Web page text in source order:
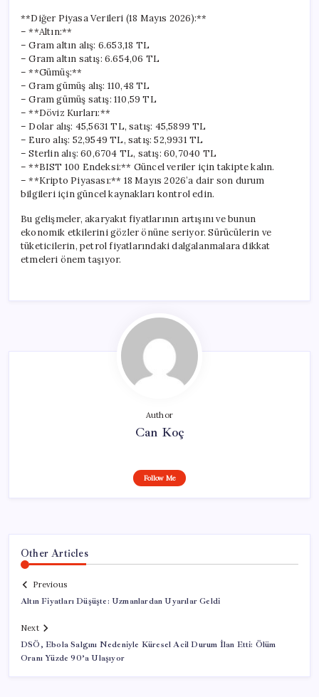
**Diğer Piyasa Verileri (18 Mayıs 2026):**
– **Altın:**
– Gram altın alış: 6.653,18 TL
– Gram altın satış: 6.654,06 TL
– **Gümüş:**
– Gram gümüş alış: 110,48 TL
– Gram gümüş satış: 110,59 TL
– **Döviz Kurları:**
– Dolar alış: 45,5631 TL, satış: 45,5899 TL
– Euro alış: 52,9549 TL, satış: 52,9931 TL
– Sterlin alış: 60,6704 TL, satış: 60,7040 TL
– **BIST 100 Endeksi:** Güncel veriler için takipte kalın.
– **Kripto Piyasası:** 18 Mayıs 2026’a dair son durum
bilgileri için güncel kaynakları kontrol edin.
Bu gelişmeler, akaryakıt fiyatlarının artışını ve bunun
ekonomik etkilerini gözler önüne seriyor. Sürücülerin ve
tüketicilerin, petrol fiyatlarındaki dalgalanmalara dikkat
etmeleri önem taşıyor.
Author
Can Koç
Follow Me
Other Articles
Previous
Altın Fiyatları Düşüşte: Uzmanlardan Uyarılar Geldi
Next
DSÖ, Ebola Salgını Nedeniyle Küresel Acil Durum İlan Etti: Ölüm
Oranı Yüzde 90’a Ulaşıyor